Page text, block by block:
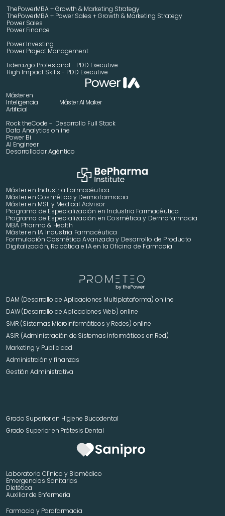
ThePowerMBA + Growth & Marketing Strategy
ThePowerMBA + Power Sales + Growth & Marketing Strategy
Power Sales
Power Finance
Power Investing
Power Project Management
Liderazgo Profesional - PDD Executive
High Impact Skills - PDD Executive
Máster en
Inteligencia
Artificial
Máster AI Maker
Rock theCode -  Desarrollo Full Stack
Data Analytics online
Power Bi
AI Engineer
Desarrollador Agéntico
Máster en Industria Farmacéutica
Máster en Cosmética y Dermofarmacia
Máster en MSL y Medical Advisor
Programa de Especialización en Industria Farmacéutica
Programa de Especialización en Cosmética y Dermofarmacia
MBA Pharma & Health
Máster en IA Industria Farmacéutica
Formulación Cosmética Avanzada y Desarrollo de Producto
Digitalización, Robótica e IA en la Oficina de Farmacia
DAM (Desarrollo de Aplicaciones Multiplataforma) online
DAW (Desarrollo de Aplicaciones Web) online
SMR (Sistemas Microinformáticos y Redes) online
ASIR (Administración de Sistemas Informáticos en Red)
Marketing y Publicidad
Administrción y finanzas
Gestión Administrativa
Grado Superior en Higiene Bucodental
Grado Superior en Prótesis Dental
Laboratorio Clínico y Biomédico
Emergencias Sanitarias
Dietética
Auxiliar de Enfermería
Farmacia y Parafarmacia